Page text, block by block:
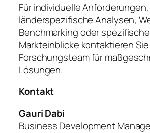
Für individuelle Anforderungen,
länderspezifische Analysen,
Benchmarking oder spezifische
Markteinblicke kontaktieren
Forschungsteam für
Lösungen.
Kontakt
Gauri Dabi
Business Development